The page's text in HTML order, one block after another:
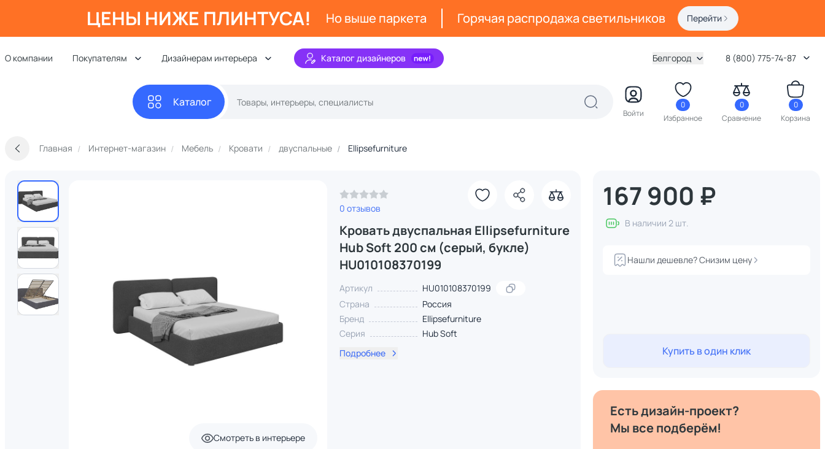
ЦЕНЫ НИЖЕ ПЛИНТУСА! Но выше паркета Горячая распродажа светильников Перейти
О компании Покупателям Дизайнерам интерьера Каталог дизайнеров Белгород 8 (800) 775-74-87
Каталог
Войти
0
Избранное
0
Сравнение
0
Корзина
Главная Интернет-магазин Мебель Кровати двуспальные Ellipsefurniture
Смотреть в интерьере
0 отзывов
Кровать двуспальная Ellipsefurniture
Hub Soft 200 см (серый, букле)
HU010108370199
Артикул
HU010108370199
Страна
Россия
Бренд
Ellipsefurniture
Серия
Hub Soft
Подробнее
167 900 ₽
В наличии 2 шт.
Нашли дешевле? Снизим цену
Купить в один клик
Есть дизайн-проект?
Мы все подберём!